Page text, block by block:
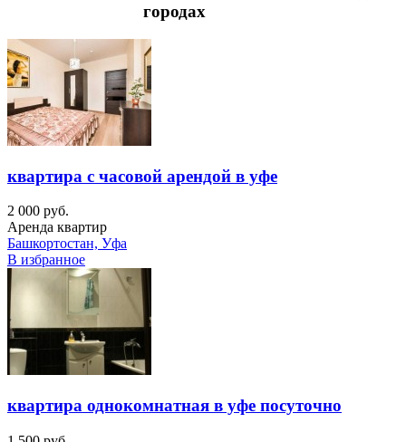
городах
квартира с часовой арендой в уфе
2 000 руб.
Аренда квартир
Башкортостан, Уфа
В избранное
квартира однокомнатная в уфе посуточно